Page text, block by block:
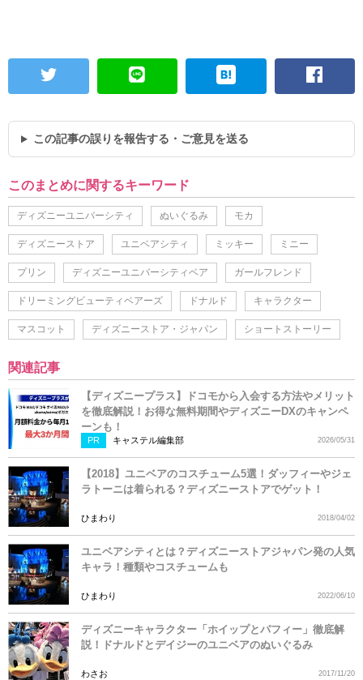
この記事の誤りを報告する・ご意見を送る
このまとめに関するキーワード
ディズニーユニバーシティ ぬいぐるみ モカ
ディズニーストア ユニベアシティ ミッキー ミニー
プリン ディズニーユニバーシティベア ガールフレンド
ドリーミングビューティベアーズ ドナルド キャラクター
マスコット ディズニーストア・ジャパン ショートストーリー
関連記事
【ディズニープラス】ドコモから入会する方法やメリット
を徹底解説！お得な無料期間やディズニーDXのキャンペ
ーンも！
PR キャステル編集部 2026/05/31
【2018】ユニベアのコスチューム5選！ダッフィーやジェ
ラトーニは着られる？ディズニーストアでゲット！
ひまわり 2018/04/02
ユニベアシティとは？ディズニーストアジャパン発の人気
キャラ！種類やコスチュームも
ひまわり 2022/06/10
ディズニーキャラクター「ホイップとパフィー」徹底解
説！ドナルドとデイジーのユニベアのぬいぐるみ
わさお 2017/11/20